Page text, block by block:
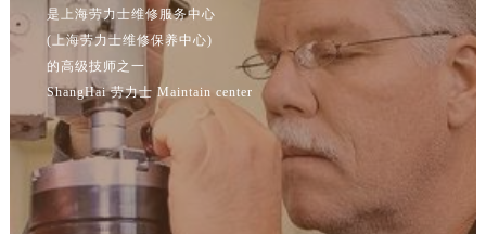
是上海劳力士维修服务中心
(上海劳力士维修保养中心)
的高级技师之一
ShangHai 劳力士 Maintain center